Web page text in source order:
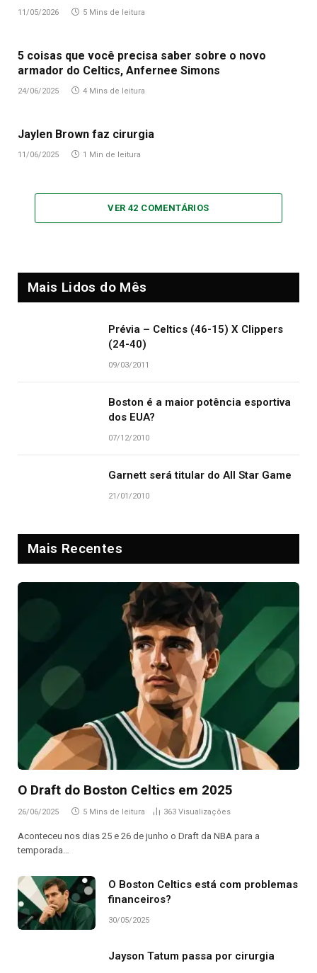
11/05/2026 5 Mins de leitura
5 coisas que você precisa saber sobre o novo
armador do Celtics, Anfernee Simons
24/06/2025 4 Mins de leitura
Jaylen Brown faz cirurgia
11/06/2025 1 Min de leitura
VER 42 COMENTÁRIOS
Mais Lidos do Mês
Prévia – Celtics (46-15) X Clippers
(24-40)
09/03/2011
Boston é a maior potência esportiva
dos EUA?
07/12/2010
Garnett será titular do All Star Game
21/01/2010
Mais Recentes
O Draft do Boston Celtics em 2025
26/06/2025 5 Mins de leitura 363 Visualizações
Aconteceu nos dias 25 e 26 de junho o Draft da NBA para a
temporada…
O Boston Celtics está com problemas
financeiros?
30/05/2025
Jayson Tatum passa por cirurgia